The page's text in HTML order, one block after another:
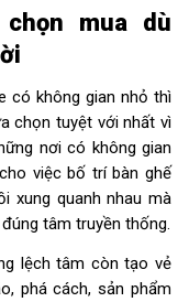
mua dù
có không gian nhỏ thì
chọn tuyệt với nhất vì
nơi có không gian
việc bố trí bàn ghế
xung quanh nhau mà
tâm truyền thống.
lệch tâm còn tạo vẻ
phá cách, sản phẩm